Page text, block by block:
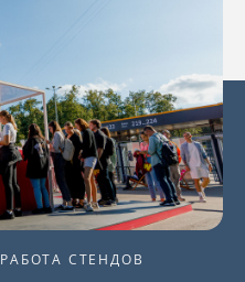
РАБОТА СТЕНДОВ